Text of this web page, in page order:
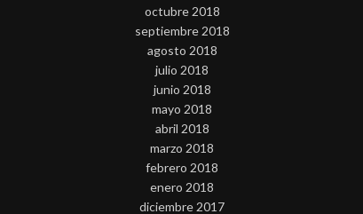
octubre 2018
septiembre 2018
agosto 2018
julio 2018
junio 2018
mayo 2018
abril 2018
marzo 2018
febrero 2018
enero 2018
diciembre 2017